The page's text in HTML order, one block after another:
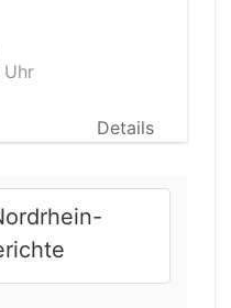
Uhr
Details